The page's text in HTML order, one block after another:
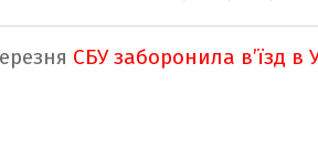
СБУ заборонила в’їзд в